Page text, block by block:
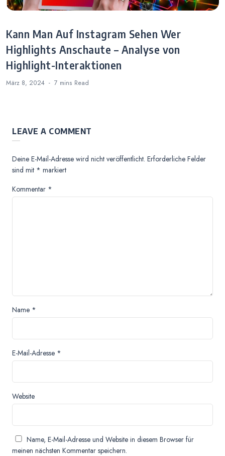
Kann Man Auf Instagram Sehen Wer
Highlights Anschaute – Analyse von
Highlight-Interaktionen
März 8, 2024 7 mins Read
LEAVE A COMMENT
Deine E-Mail-Adresse wird nicht veröffentlicht. Erforderliche Felder
sind mit * markiert
Kommentar *
Name *
E-Mail-Adresse *
Website
Name, E-Mail-Adresse und Website in diesem Browser für
meinen nächsten Kommentar speichern.